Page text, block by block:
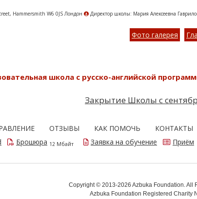
Hammersmith W6 0JS Лондон Директор школы: Мария Алексеевна
Фото галерея
школа с русско-английской
Закрытие Школы с
ОТЗЫВЫ КАК ПОМОЧЬ КОНТАКТЫ
Брошюра 12 Мбайт Заявка на обучение Приём
Copyright © 2013-2026 Azbuka Foundation. All
Azbuka Foundation Registered Charity